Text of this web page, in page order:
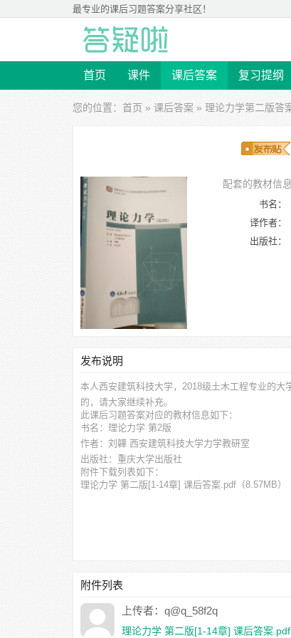
最专业的课后习题答案分享社区！
首页 课件 课后答案 复习提纲
您的位置： 首页 » 课后答案 » 理论力学第二版答
配套的教材信息
书名：
译作者：
出版社：
发布说明
本人西安建筑科技大学，2018级土木工程专业的大
的，请大家继续补充。
此课后习题答案对应的教材信息如下：
书名：理论力学 第2版
作者：刘韡 西安建筑科技大学力学教研室
出版社：重庆大学出版社
附件下载列表如下：
理论力学 第二版[1-14章] 课后答案.pdf （8.57MB）
附件列表
上传者：q@q_58f2q
理论力学 第二版[1-14章] 课后答案.pdf